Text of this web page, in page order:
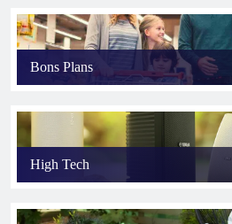
Bons Plans
High Tech